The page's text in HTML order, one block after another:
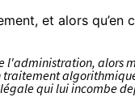
, et alors qu’en
l'administration, alors
qui lui incombe